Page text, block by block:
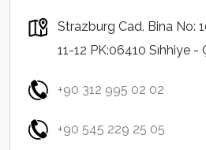
Strazburg Cad. Bina No:
11-12 PK:06410 Sıhhiye
+90 312 995 02 02
+90 545 229 25 05